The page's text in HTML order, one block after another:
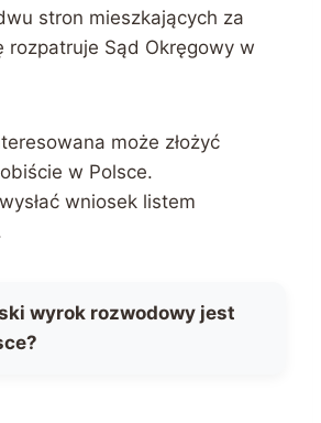
stron mieszkających za
rozpatruje Sąd Okręgowy w
może złożyć
w Polsce.
wniosek listem
wyrok rozwodowy jest